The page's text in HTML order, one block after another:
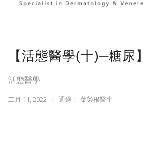
【活態醫學(十)─糖尿】
活態醫學
二月 11, 2022 / 通過： 葉榮根醫生